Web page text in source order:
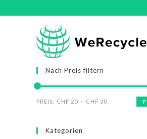
Nach Preis filtern
PREIS: CHF 20 — CHF 30
Kategorien